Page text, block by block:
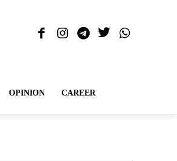
OPINION CAREER